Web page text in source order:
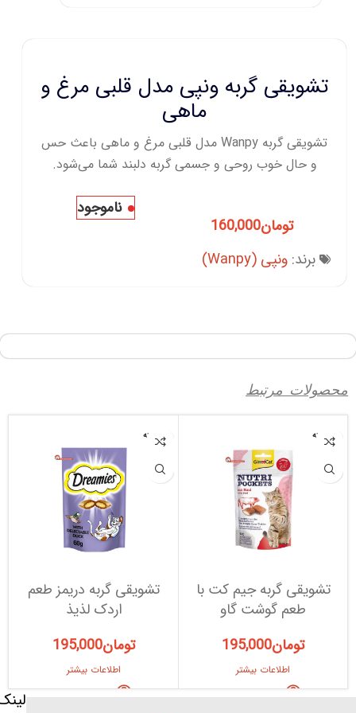
تشویقی گربه ونپی مدل قلبی مرغ و
ماهی
تشویقی گربه Wanpy مدل قلبی مرغ و ماهی باعث حس
و حال خوب روحی و جسمی گربه دلبند شما می‌شود.
تومان160,000
ناموجود
برند: ونپی (Wanpy)
محصولات مرتبط
فروخته
شده
تشویقی گربه جیم کت با
طعم گوشت گاو
تومان195,000
اطلاعات بیشتر
فروخته
شده
تشویقی گربه دریمز طعم
اردک لذیذ
تومان195,000
اطلاعات بیشتر